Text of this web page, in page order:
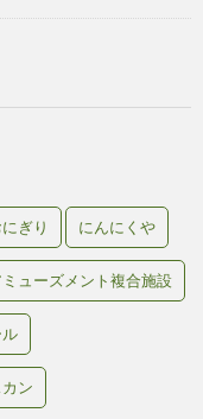
ぎり にんにくや
ミューズメント複合施設
ン